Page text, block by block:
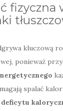
fizyczna
kluczową
ponieważ
spalać
deficytu